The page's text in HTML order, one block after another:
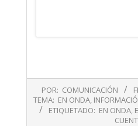
07-
POR: COMUNICACIÓN
TEMA: EN ONDA,
ETIQUETADO: EN ONDA,